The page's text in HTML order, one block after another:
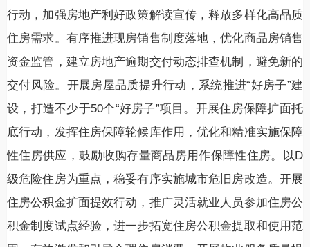
行动，加强房地产利好政策解读宣传，释放多样化高品质
住房需求。有序推进现房销售制度落地，优化商品房销售
资金监管，建立房地产逾期交付动态排查机制，避免新的
交付风险。开展房屋品质提升行动，系统推进“好房子”建
设，打造不少于50个“好房子”项目。开展住房保障扩面托
底行动，发挥住房保障轮候库作用，优化和精准实施保障
性住房供应，鼓励收购存量商品房用作保障性住房。以D
级危险住房为重点，稳妥有序实施城市危旧房改造。开展
住房公积金扩面提效行动，推广灵活就业人员参加住房公
积金制度试点经验，进一步拓宽住房公积金提取和使用范